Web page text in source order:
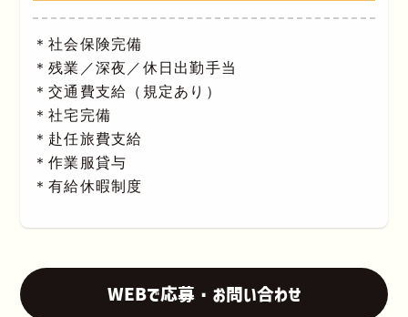
＊社会保険完備
＊残業／深夜／休日出勤手当
＊交通費支給（規定あり）
＊社宅完備
＊赴任旅費支給
＊作業服貸与
＊有給休暇制度
WEBで応募・お問い合わせ